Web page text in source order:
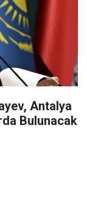
Antalya
Bulunacak